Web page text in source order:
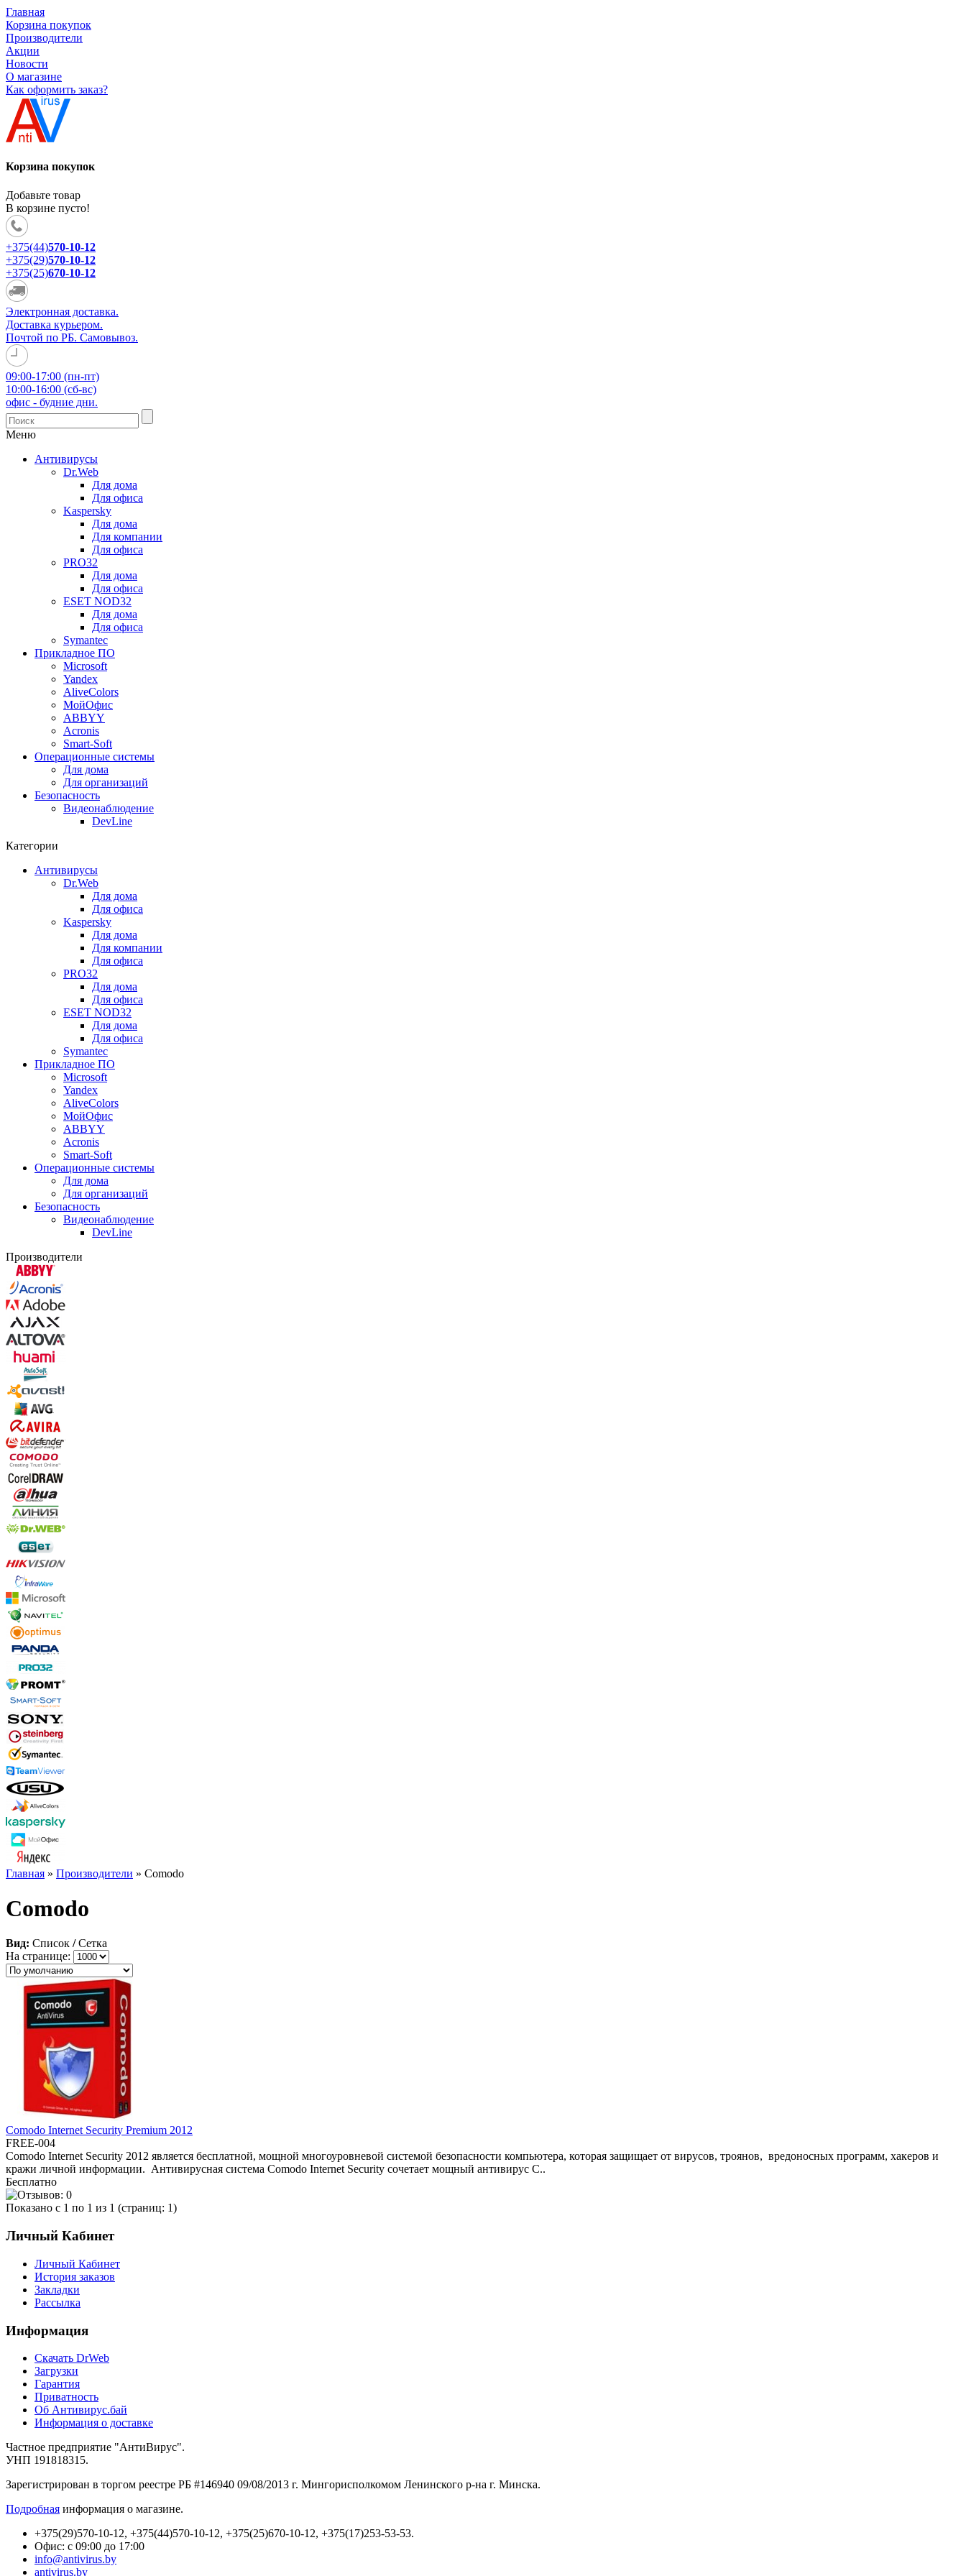
Главная
Корзина покупок
Производители
Акции
Новости
О магазине
Как оформить заказ?
Корзина покупок
Добавьте товар
В корзине пусто!
+375(44)570-10-12
+375(29)570-10-12
+375(25)670-10-12
Электронная доставка.
Доставка курьером.
Почтой по РБ. Самовывоз.
09:00-17:00 (пн-пт)
10:00-16:00 (сб-вс)
офис - будние дни.
Меню
Антивирусы
Dr.Web
Для дома
Для офиса
Kaspersky
Для дома
Для компании
Для офиса
PRO32
Для дома
Для офиса
ESET NOD32
Для дома
Для офиса
Symantec
Прикладное ПО
Microsoft
Yandex
AliveColors
МойОфис
ABBYY
Acronis
Smart-Soft
Операционные системы
Для дома
Для организаций
Безопасность
Видеонаблюдение
DevLine
Категории
Антивирусы
Dr.Web
Для дома
Для офиса
Kaspersky
Для дома
Для компании
Для офиса
PRO32
Для дома
Для офиса
ESET NOD32
Для дома
Для офиса
Symantec
Прикладное ПО
Microsoft
Yandex
AliveColors
МойОфис
ABBYY
Acronis
Smart-Soft
Операционные системы
Для дома
Для организаций
Безопасность
Видеонаблюдение
DevLine
Производители
Главная » Производители » Comodo
Comodo
Вид: Список / Сетка
На странице:
Comodo Internet Security Premium 2012
FREE-004
Comodo Internet Security 2012 является бесплатной, мощной многоуровневой системой безопасности компьютера, которая защищает от вирусов, троянов, вредоносных программ, хакеров и
кражи личной информации. Антивирусная система Comodo Internet Security сочетает мощный антивирус C..
Бесплатно
Показано с 1 по 1 из 1 (страниц: 1)
Личный Кабинет
Личный Кабинет
История заказов
Закладки
Рассылка
Информация
Cкачать DrWeb
Загрузки
Гарантия
Приватность
Об Антивирус.бай
Информация о доставке
Частное предприятие "АнтиВирус".
УНП 191818315.
Зарегистрирован в торгом реестре РБ #146940 09/08/2013 г. Мингорисполкомом Ленинского р-на г. Минска.
Подробная информация о магазине.
+375(29)570-10-12, +375(44)570-10-12, +375(25)670-10-12, +375(17)253-53-53.
Офис: с 09:00 до 17:00
info@antivirus.by
antivirus.by